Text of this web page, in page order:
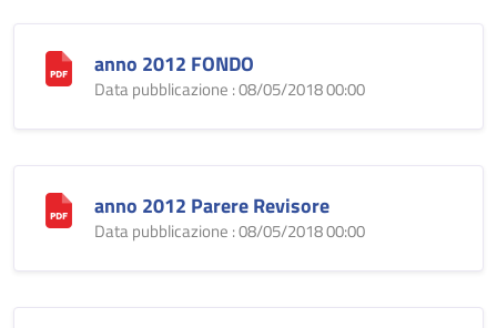
anno 2012 FONDO
Data pubblicazione : 08/05/2018 00:00
anno 2012 Parere Revisore
Data pubblicazione : 08/05/2018 00:00